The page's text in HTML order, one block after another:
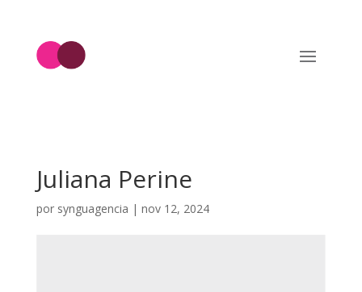
Juliana Perine
por synguagencia | nov 12, 2024